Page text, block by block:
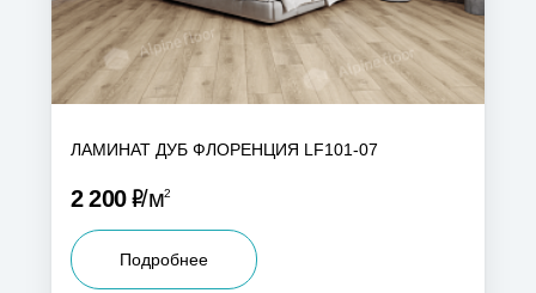
ЛАМИНАТ ДУБ ФЛОРЕНЦИЯ LF101-07
2 200Р м2
Подробнее